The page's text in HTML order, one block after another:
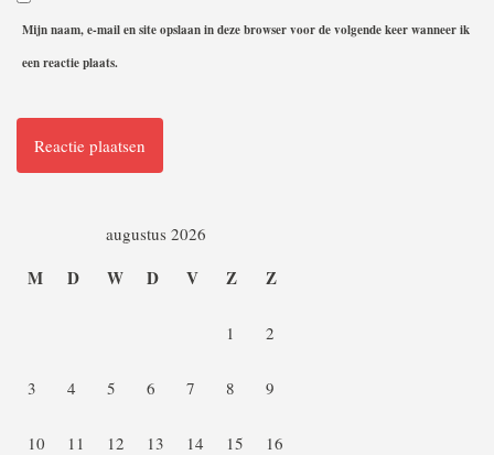
Mijn naam, e-mail en site opslaan in deze browser voor de volgende keer wanneer ik
een reactie plaats.
augustus 2026
M D W D V Z Z
1 2
3 4 5 6 7 8 9
10 11 12 13 14 15 16